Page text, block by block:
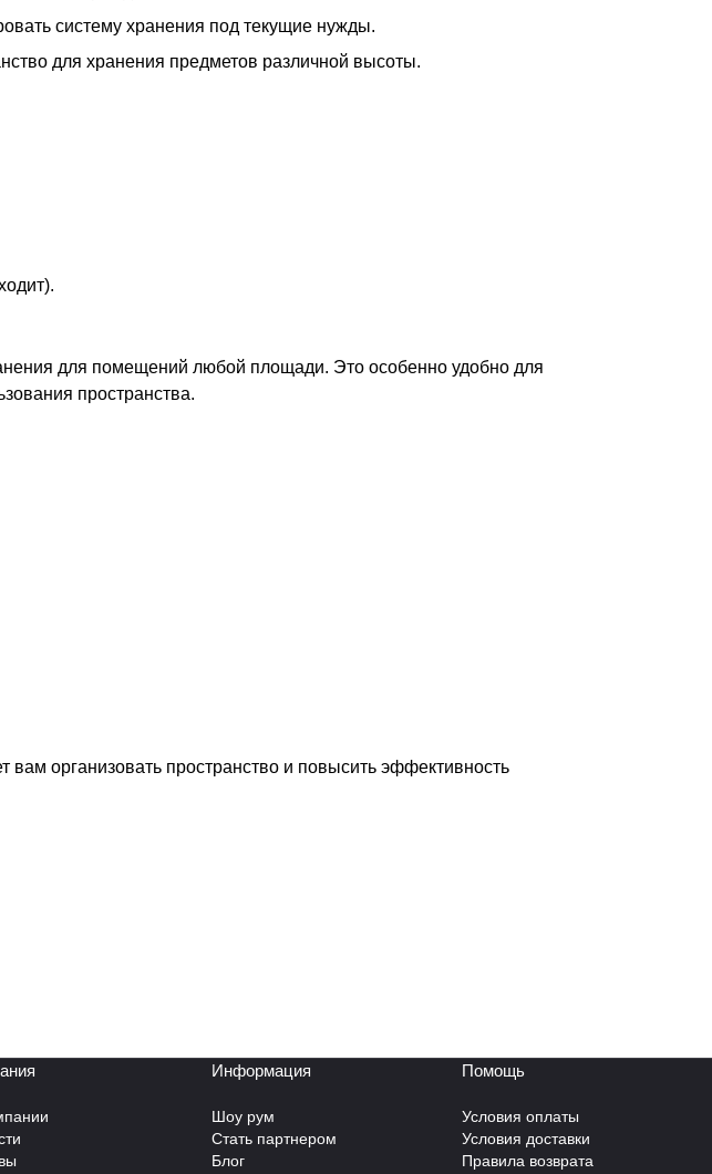
систему хранения под текущие нужды.
для хранения предметов различной высоты.
для помещений любой площади. Это особенно удобно для
пространства.
организовать пространство и повысить эффективность
Информация
Шоу рум
Стать партнером
Блог
Помощь
Условия оплаты
Условия доставки
Правила возврата